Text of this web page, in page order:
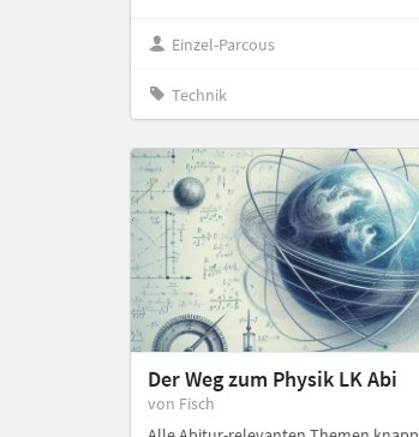
Einzel-Parcous
Technik
Der Weg zum Physik LK Abi
von Fisch